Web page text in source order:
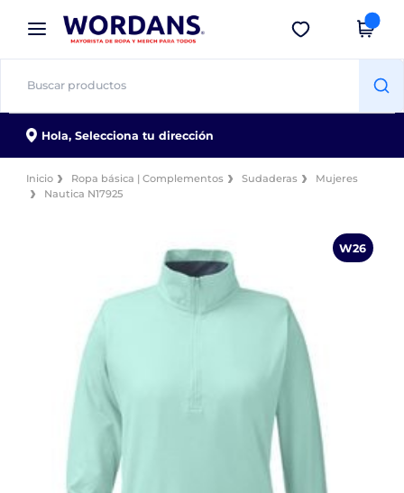
× App de Wordans
¡Mejores precios en app!
Descargar app
Hola,Selecciona tu dirección
Inicio Ropa básica | Complementos Sudaderas
Mujeres
Nautica N17925
W26